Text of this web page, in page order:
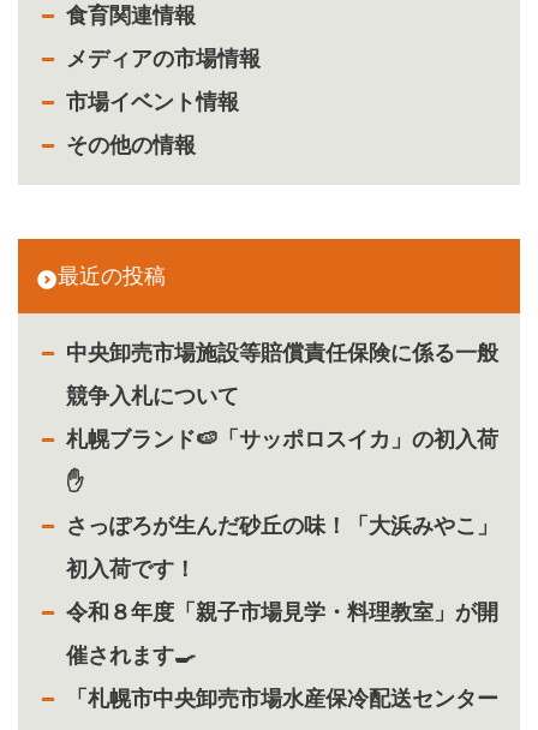
食育関連情報
メディアの市場情報
市場イベント情報
その他の情報
最近の投稿
中央卸売市場施設等賠償責任保険に係る一般
競争入札について
札幌ブランド🍉「サッポロスイカ」の初入荷
✋
さっぽろが生んだ砂丘の味！「大浜みやこ」
初入荷です！
令和８年度「親子市場見学・料理教室」が開
催されます🍳
「札幌市中央卸売市場水産保冷配送センター